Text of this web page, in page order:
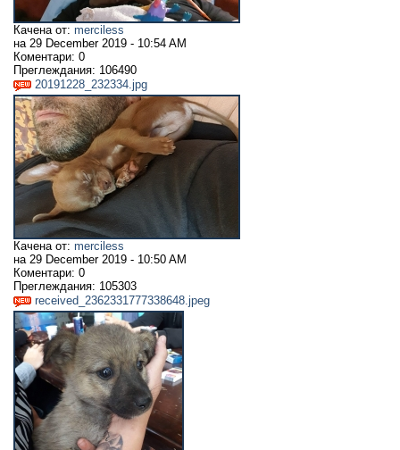
Качена от: merciless
на 29 December 2019 - 10:54 AM
Коментари: 0
Преглеждания: 106490
20191228_232334.jpg
Качена от: merciless
на 29 December 2019 - 10:50 AM
Коментари: 0
Преглеждания: 105303
received_2362331777338648.jpeg